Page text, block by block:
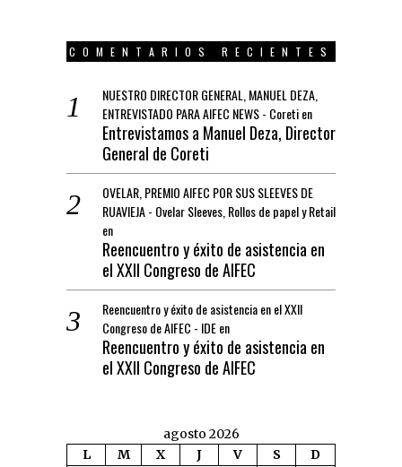
COMENTARIOS RECIENTES
NUESTRO DIRECTOR GENERAL, MANUEL DEZA,
ENTREVISTADO PARA AIFEC NEWS - Coretien
Entrevistamos a Manuel Deza, Director
General de Coreti
OVELAR, PREMIO AIFEC POR SUS SLEEVES DE
RUAVIEJA - Ovelar Sleeves, Rollos de papel y Retail
en
Reencuentro y éxito de asistencia en
el XXII Congreso de AIFEC
Reencuentro y éxito de asistencia en el XXII
Congreso de AIFEC - IDEen
Reencuentro y éxito de asistencia en
el XXII Congreso de AIFEC
agosto 2026
L
M X J V S
D